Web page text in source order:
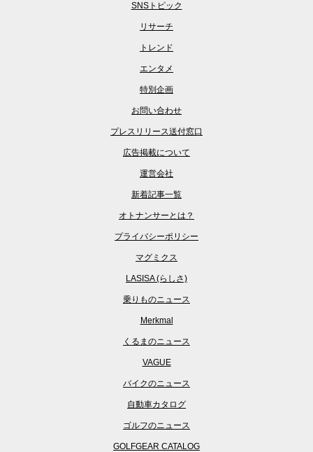
SNSトピック
リサーチ
トレンド
エンタメ
特別企画
お問い合わせ
プレスリリース送付窓口
広告掲載について
運営会社
新着記事一覧
オトナンサーとは？
プライバシーポリシー
マグミクス
LASISA (らしさ)
乗りものニュース
Merkmal
くるまのニュース
VAGUE
バイクのニュース
自動車カタログ
ゴルフのニュース
GOLFGEAR CATALOG